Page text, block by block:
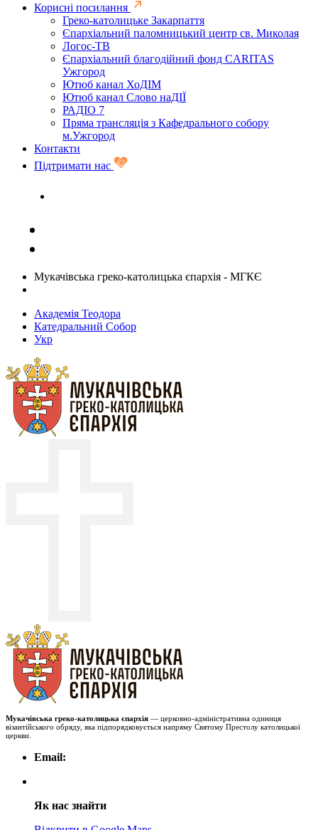
Корисні посилання
Греко-католицьке Закарпаття
Єпархіальний паломницький центр св. Миколая
Логос-ТВ
Єпархіальний благодійний фонд CARITAS
Ужгород
Ютюб канал ХоДІМ
Ютюб канал Слово наДІЇ
РАДІО 7
Пряма трансляція з Кафедрального собору
м.Ужгород
Контакти
Підтримати нас
Мукачівська греко-католицька єпархія - МГКЄ
Академія Теодора
Катедральний Собор
Укр
Мукачівська греко-католицька єпархія — церковно-адміністративна одиниця
візантійського обряду, яка підпорядковується напряму Святому Престолу католицької
церкви.
Email:
Як нас знайти